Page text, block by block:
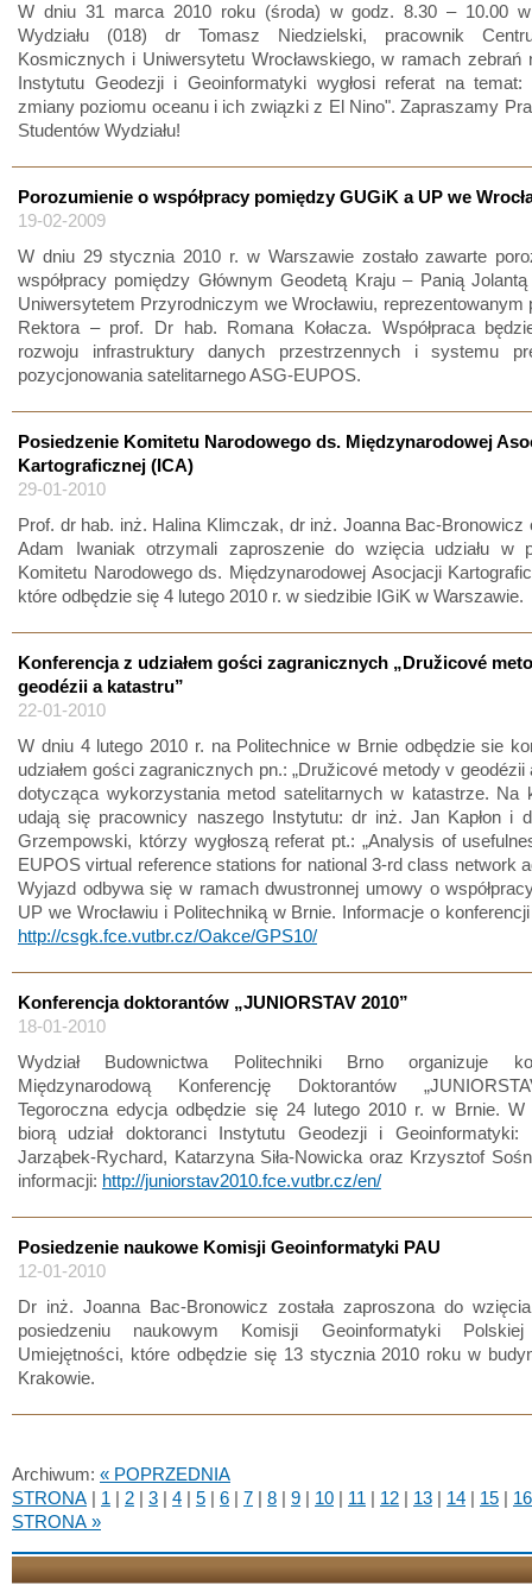
W dniu 31 marca 2010 roku (środa) w godz. 8.30 – 10.00
Wydziału (018) dr Tomasz Niedzielski, pracownik
Kosmicznych i Uniwersytetu Wrocławskiego, w ramach zebrań
Instytutu Geodezji i Geoinformatyki wygłosi referat na temat:
zmiany poziomu oceanu i ich związki z El Nino". Zapraszamy
Studentów Wydziału!
Porozumienie o współpracy pomiędzy GUGiK a UP we
19-02-2009
W dniu 29 stycznia 2010 r. w Warszawie zostało zawarte
współpracy pomiędzy Głównym Geodetą Kraju – Panią
Uniwersytetem Przyrodniczym we Wrocławiu, reprezentowanym
Rektora – prof. Dr hab. Romana Kołacza. Współpraca
rozwoju infrastruktury danych przestrzennych i systemu
pozycjonowania satelitarnego ASG-EUPOS.
Posiedzenie Komitetu Narodowego ds. Międzynarodowej
Kartograficznej (ICA)
29-01-2010
Prof. dr hab. inż. Halina Klimczak, dr inż. Joanna Bac-Bronowicz
Adam Iwaniak otrzymali zaproszenie do wzięcia udziału w
Komitetu Narodowego ds. Międzynarodowej Asocjacji
które odbędzie się 4 lutego 2010 r. w siedzibie IGiK w Warszawie.
Konferencja z udziałem gości zagranicznych „Družicové
geodézii a katastru”
22-01-2010
W dniu 4 lutego 2010 r. na Politechnice w Brnie odbędzie sie
udziałem gości zagranicznych pn.: „Družicové metody v geodézii
dotycząca wykorzystania metod satelitarnych w katastrze. Na
udają się pracownicy naszego Instytutu: dr inż. Jan Kapłon i
Grzempowski, którzy wygłoszą referat pt.: „Analysis of
EUPOS virtual reference stations for national 3-rd class network
Wyjazd odbywa się w ramach dwustronnej umowy o
UP we Wrocławiu i Politechniką w Brnie. Informacje o
http://csgk.fce.vutbr.cz/Oakce/GPS10/
Konferencja doktorantów „JUNIORSTAV 2010”
18-01-2010
Wydział Budownictwa Politechniki Brno organizuje
Międzynarodową Konferencję Doktorantów
Tegoroczna edycja odbędzie się 24 lutego 2010 r. w Brnie. W
biorą udział doktoranci Instytutu Geodezji i Geoinformatyki:
Jarząbek-Rychard, Katarzyna Siła-Nowicka oraz Krzysztof
informacji: http://juniorstav2010.fce.vutbr.cz/en/
Posiedzenie naukowe Komisji Geoinformatyki PAU
12-01-2010
Dr inż. Joanna Bac-Bronowicz została zaproszona do
posiedzeniu naukowym Komisji Geoinformatyki
Umiejętności, które odbędzie się 13 stycznia 2010 roku w
Krakowie.
Archiwum: « POPRZEDNIA
STRONA | 1 | 2 | 3 | 4 | 5 | 6 | 7 | 8 | 9 | 10 | 11 | 12 | 13 | 14 | 15 | 16
STRONA »